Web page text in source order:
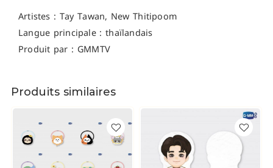
Artistes : Tay Tawan, New Thitipoom
Langue principale : thaïlandais
Produit par : GMMTV
Produits similaires